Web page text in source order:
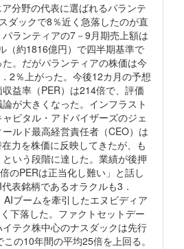
分野の代表に選ばれるパランテ
ダックで8％近く急落したのが直
ランティアの7－9月期売上額は
（約1816億円）で四半期基準で
。だがパランティアの株価は今
2％上がった。今後12カ月の予想
益率（PER）は214倍で、評価
が大きくなった。インフラスト
ピタル・アドバイザーズのジェ
ルド最高経営責任者（CEO）は
在力を株価に反映してきたが、も
いう段階に達した。業績が後押
のPERは正当化し難い」と話し
表銘柄であるオラクルも3．
ブームを牽引したエヌビディア
下落した。ファクトセットデー
テク株中心のナスダックは先行
の10年間の平均25倍を上回る。